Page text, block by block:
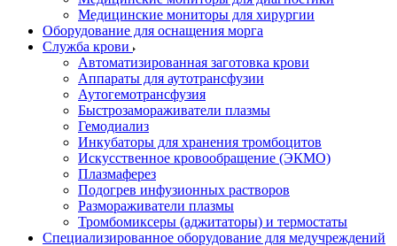
Медицинские мониторы для хирургии
Оборудование для оснащения морга
Служба крови
Автоматизированная заготовка крови
Аппараты для аутотрансфузии
Аутогемотрансфузия
Быстрозамораживатели плазмы
Гемодиализ
Инкубаторы для хранения тромбоцитов
Искусственное кровообращение (ЭКМО)
Плазмаферез
Подогрев инфузионных растворов
Размораживатели плазмы
Тромбомиксеры (аджитаторы) и термостаты
Специализированное оборудование для медучреждений